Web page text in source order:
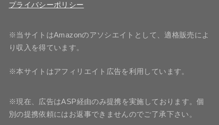
プライバシーポリシー
※当サイトはAmazonのアソシエイトとして、適格販売によ
り収入を得ています。
※本サイトはアフィリエイト広告を利用しています。
※現在、広告はASP経由のみ提携を実施しております。個
別の提携依頼にはお返事できませんのでご了承下さい。